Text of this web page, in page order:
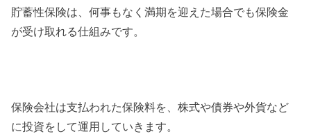
貯蓄性保険は、何事もなく満期を迎えた場合でも保険金
が受け取れる仕組みです。
保険会社は支払われた保険料を、株式や債券や外貨など
に投資をして運用していきます。